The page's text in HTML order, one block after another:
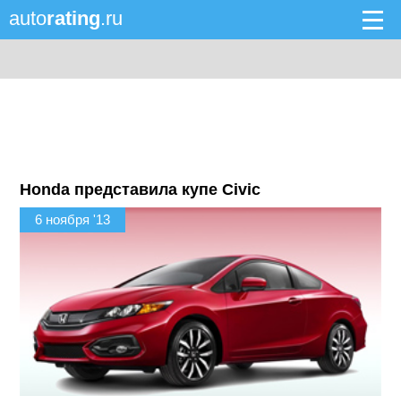
autorating.ru
Honda представила купе Civic
6 ноября '13